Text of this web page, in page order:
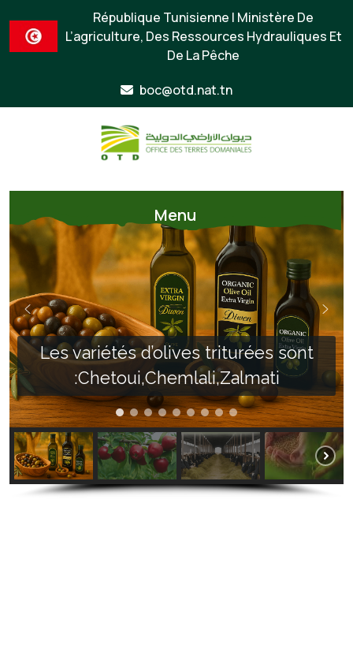
République Tunisienne | Ministère De
L’agriculture, Des Ressources Hydrauliques Et
De La Pêche
boc@otd.nat.tn
Menu
Les variétés d’olives triturées sont
:Chetoui,Chemlali,Zalmati